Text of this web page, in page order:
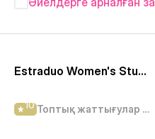
Алматы фитнес
Estraduo Women's Studio
10 Топтық жаттығулар студиясы